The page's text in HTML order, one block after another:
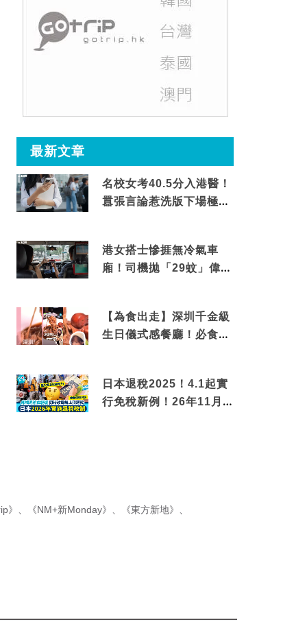
最新文章
名校女考40.5分入港醫！
囂張言論惹洗版下場極震
港女搭士慘捱無冷氣車
廂！司機拋「29蚊」偉論
【為食出走】深圳千金級
生日儀式感餐廳！必食失
日本退稅2025！4.1起實
行免稅新例！26年11月
》 、 《NM+新Monday》 、 《東方新地》 、